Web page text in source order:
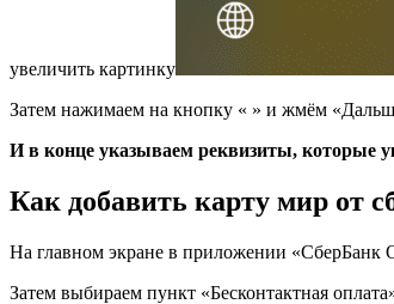
увеличить картинку
Затем нажимаем на кнопку « » и жмём
И в конце указываем реквизиты, которые
Как добавить карту мир от
На главном экране в приложении
Затем выбираем пункт «Бесконтактная